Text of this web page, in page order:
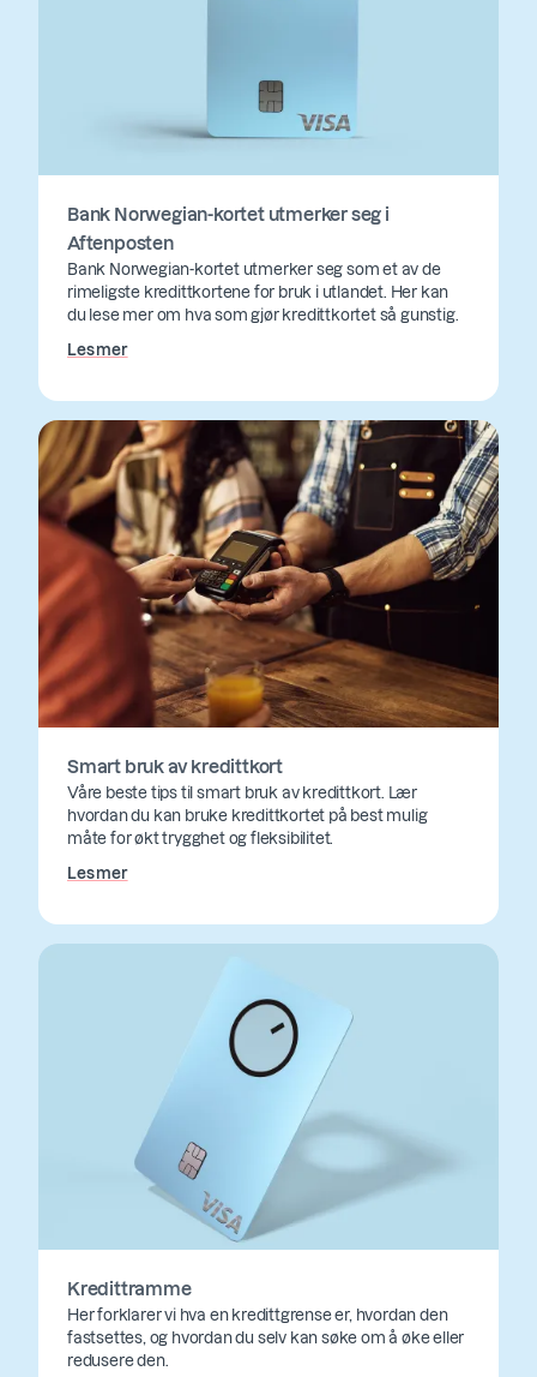
Bank Norwegian-kortet utmerker seg i
Aftenposten
Bank Norwegian-kortet utmerker seg som et av de
rimeligste kredittkortene for bruk i utlandet. Her kan
du lese mer om hva som gjør kredittkortet så gunstig.
Les mer
Smart bruk av kredittkort
Våre beste tips til smart bruk av kredittkort. Lær
hvordan du kan bruke kredittkortet på best mulig
måte for økt trygghet og fleksibilitet.
Les mer
Kredittramme
Her forklarer vi hva en kredittgrense er, hvordan den
fastsettes, og hvordan du selv kan søke om å øke eller
redusere den.